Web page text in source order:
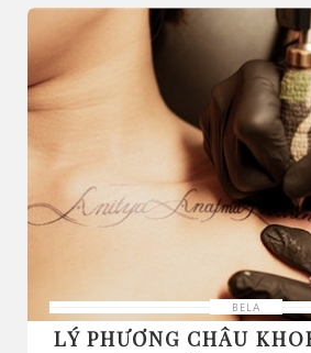
BELA
LÝ PHƯƠNG CHÂU